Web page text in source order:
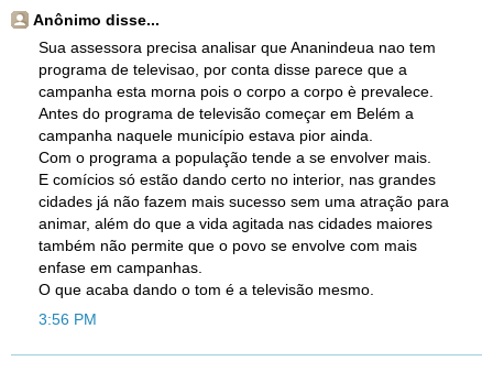
Anônimo disse...
Sua assessora precisa analisar que Ananindeua nao tem
programa de televisao, por conta disse parece que a
campanha esta morna pois o corpo a corpo è prevalece.
Antes do programa de televisão começar em Belém a
campanha naquele município estava pior ainda.
Com o programa a população tende a se envolver mais.
E comícios só estão dando certo no interior, nas grandes
cidades já não fazem mais sucesso sem uma atração para
animar, além do que a vida agitada nas cidades maiores
também não permite que o povo se envolve com mais
enfase em campanhas.
O que acaba dando o tom é a televisão mesmo.
3:56 PM